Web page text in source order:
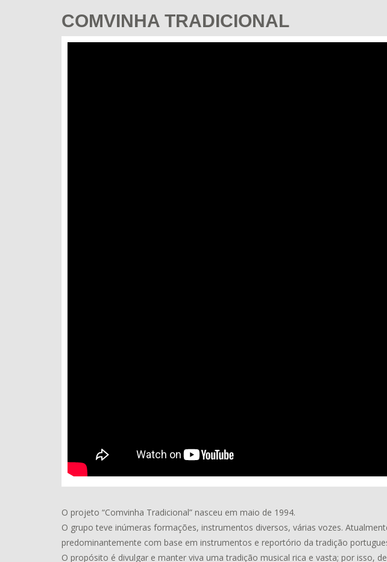
COMVINHA TRADICIONAL
O projeto “Comvinha Tradicional” nasceu em maio de 1994.
O grupo teve inúmeras formações, instrumentos diversos, várias vozes.
predominantemente com base em instrumentos e reportório da tradição
O propósito é divulgar e manter viva uma tradição musical rica e vasta; por isso,